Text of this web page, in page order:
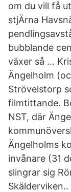
om du vill få
stjÄrna
bubblande
växer så …
Ängelholm
Strövelstorp
filmtittande.
NST, där
Ängelholms
invånare (31
slingrar sig